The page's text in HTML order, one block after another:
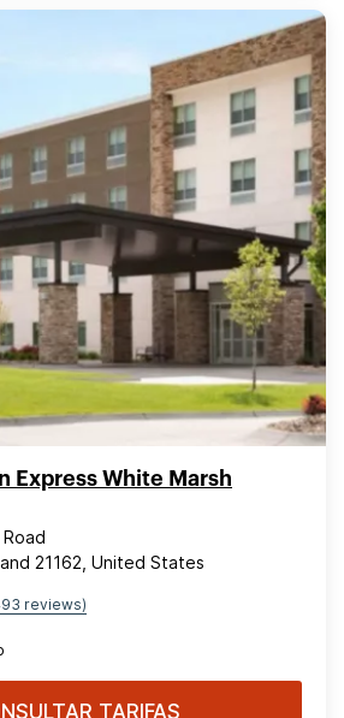
Express White Marsh
21162, United States
reviews)
TARIFAS